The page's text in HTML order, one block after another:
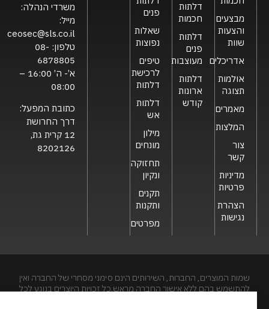
מבצעים
והצעות
שוות
אדריכלים
אולמות
תצוגה
מאמרים
המלצות
צור
קשר
מדיניות
פרטיות
הצהרת
נגישות
דלתות
חכמות
דלתות
פנים
מעוצבות
דלתות
ארונות
קודש
פנים
שאלות
נפוצות
טיפים
לרכישת
דלתות
דלתות
אש
מילון
מונחים
תחזוקה
ונקיון
תקנים
ותקנות
מפרטים
משרדי הנהלה:
מייל:
ceosec@sls.co.il
טלפון: 08-
6878805
א’- ה’ 16:00 –
08:00
כתובת המפעל:
דרך החרושת
12 קרית גת,
8202126
שמות המוצרים, החברות, השירותים הינם סימני מסחרי של החברה ואין
להתשמש בהם ללא אישור החברה מראש.כל זכויות היוצרים בנוגע לכל